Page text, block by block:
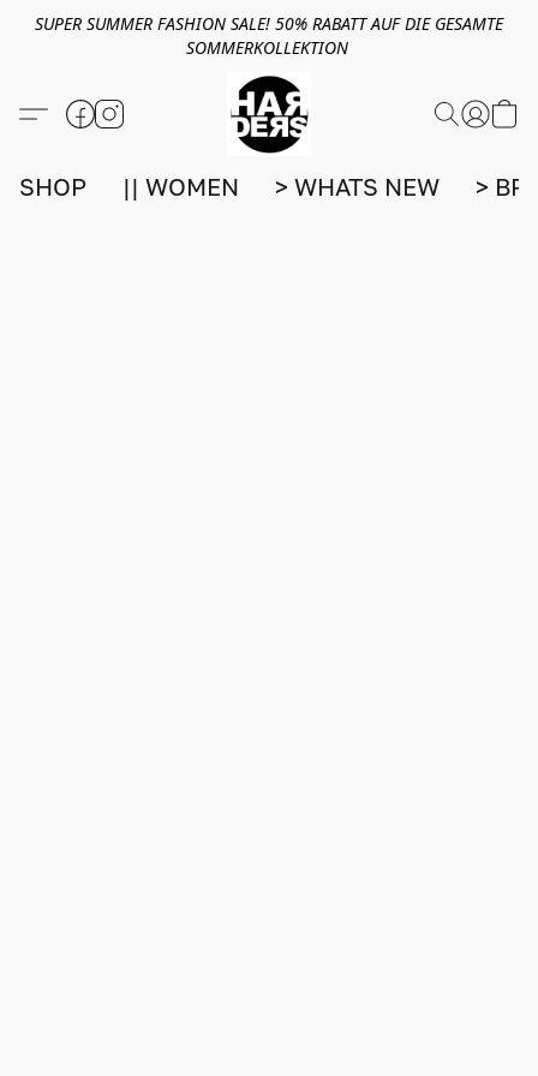
SUPER SUMMER FASHION SALE! 50% RABATT AUF DIE GESAMTE
SOMMERKOLLEKTION
SHOP || WOMEN > WHATS NEW >